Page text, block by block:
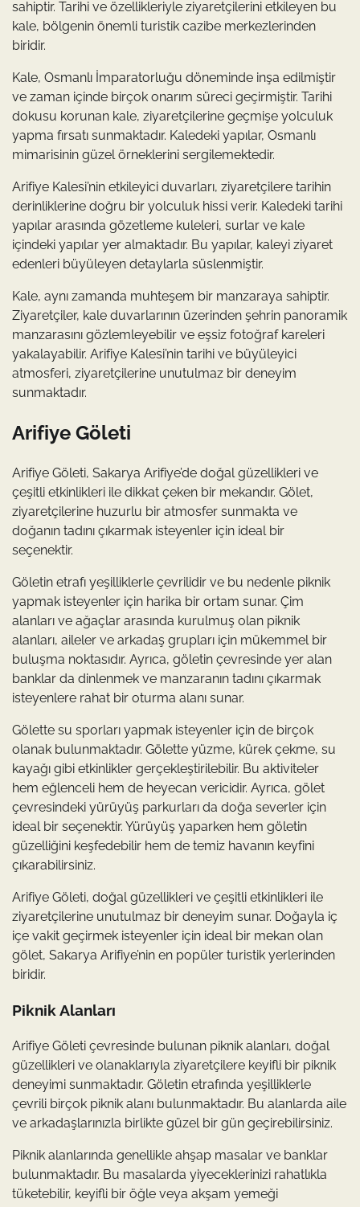
sahiptir. Tarihi ve özellikleriyle ziyaretçilerini etkileyen bu
kale, bölgenin önemli turistik cazibe merkezlerinden
biridir.
Kale, Osmanlı İmparatorluğu döneminde inşa edilmiştir
ve zaman içinde birçok onarım süreci geçirmiştir. Tarihi
dokusu korunan kale, ziyaretçilerine geçmişe yolculuk
yapma fırsatı sunmaktadır. Kaledeki yapılar, Osmanlı
mimarisinin güzel örneklerini sergilemektedir.
Arifiye Kalesi’nin etkileyici duvarları, ziyaretçilere tarihin
derinliklerine doğru bir yolculuk hissi verir. Kaledeki tarihi
yapılar arasında gözetleme kuleleri, surlar ve kale
içindeki yapılar yer almaktadır. Bu yapılar, kaleyi ziyaret
edenleri büyüleyen detaylarla süslenmiştir.
Kale, aynı zamanda muhteşem bir manzaraya sahiptir.
Ziyaretçiler, kale duvarlarının üzerinden şehrin panoramik
manzarasını gözlemleyebilir ve eşsiz fotoğraf kareleri
yakalayabilir. Arifiye Kalesi’nin tarihi ve büyüleyici
atmosferi, ziyaretçilerine unutulmaz bir deneyim
sunmaktadır.
Arifiye Göleti
Arifiye Göleti, Sakarya Arifiye’de doğal güzellikleri ve
çeşitli etkinlikleri ile dikkat çeken bir mekandır. Gölet,
ziyaretçilerine huzurlu bir atmosfer sunmakta ve
doğanın tadını çıkarmak isteyenler için ideal bir
seçenektir.
Göletin etrafı yeşilliklerle çevrilidir ve bu nedenle piknik
yapmak isteyenler için harika bir ortam sunar. Çim
alanları ve ağaçlar arasında kurulmuş olan piknik
alanları, aileler ve arkadaş grupları için mükemmel bir
buluşma noktasıdır. Ayrıca, göletin çevresinde yer alan
banklar da dinlenmek ve manzaranın tadını çıkarmak
isteyenlere rahat bir oturma alanı sunar.
Gölette su sporları yapmak isteyenler için de birçok
olanak bulunmaktadır. Gölette yüzme, kürek çekme, su
kayağı gibi etkinlikler gerçekleştirilebilir. Bu aktiviteler
hem eğlenceli hem de heyecan vericidir. Ayrıca, gölet
çevresindeki yürüyüş parkurları da doğa severler için
ideal bir seçenektir. Yürüyüş yaparken hem göletin
güzelliğini keşfedebilir hem de temiz havanın keyfini
çıkarabilirsiniz.
Arifiye Göleti, doğal güzellikleri ve çeşitli etkinlikleri ile
ziyaretçilerine unutulmaz bir deneyim sunar. Doğayla iç
içe vakit geçirmek isteyenler için ideal bir mekan olan
gölet, Sakarya Arifiye’nin en popüler turistik yerlerinden
biridir.
Piknik Alanları
Arifiye Göleti çevresinde bulunan piknik alanları, doğal
güzellikleri ve olanaklarıyla ziyaretçilere keyifli bir piknik
deneyimi sunmaktadır. Göletin etrafında yeşilliklerle
çevrili birçok piknik alanı bulunmaktadır. Bu alanlarda aile
ve arkadaşlarınızla birlikte güzel bir gün geçirebilirsiniz.
Piknik alanlarında genellikle ahşap masalar ve banklar
bulunmaktadır. Bu masalarda yiyeceklerinizi rahatlıkla
tüketebilir, keyifli bir öğle veya akşam yemeği